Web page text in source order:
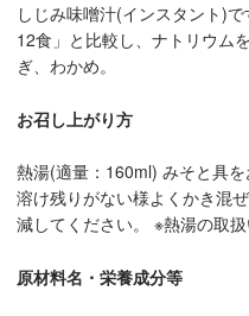
しじみ味噌汁(インスタント)
12食」と比較し、ナトリウム
ぎ、わかめ。
お召し上がり方
熱湯(適量：160ml) みそと具
溶け残りがない様よくかき混
減してください。 ※熱湯の取
原材料名・栄養成分等